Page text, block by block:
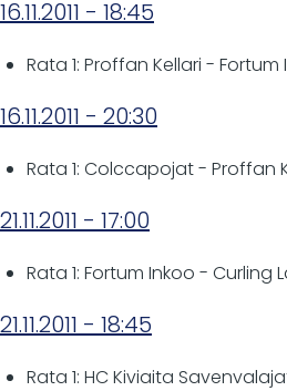
16.11.2011 - 18:45
Rata 1: Proffan Kellari -
16.11.2011 - 20:30
Rata 1: Colccapojat - Proffan
21.11.2011 - 17:00
Rata 1: Fortum Inkoo - Curling
21.11.2011 - 18:45
Rata 1: HC Kiviaita